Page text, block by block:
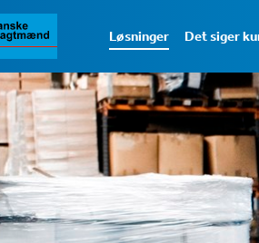
Løsninger Det siger